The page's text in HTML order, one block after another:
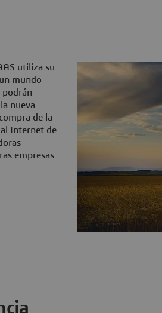
utiliza su
mundo
podrán
nueva
de la
Internet de
empresas